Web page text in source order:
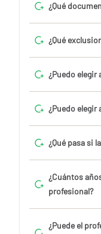
¿Qué
¿Qué
¿Puedo elegir
¿Puedo elegir
¿Qué pasa si
¿Cuántos
profesional?
¿Puede el